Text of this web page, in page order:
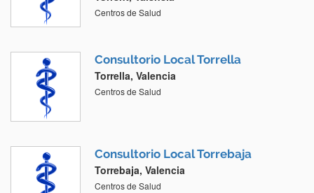
Centros de Salud
Consultorio Local Torrella
Torrella, Valencia
Centros de Salud
Consultorio Local Torrebaja
Torrebaja, Valencia
Centros de Salud